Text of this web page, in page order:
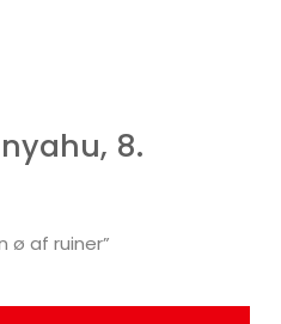
8.
ø af ruiner”